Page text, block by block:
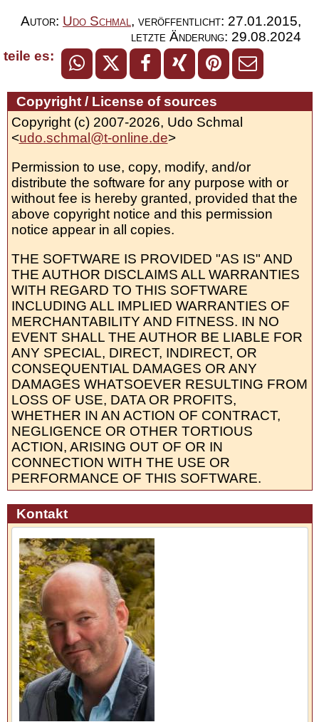
Autor: Udo Schmal , veröffentlicht: 27.01.2015,
letzte Änderung: 29.08.2024
teile es:
Copyright / License of sources
Copyright (c) 2007-2026, Udo Schmal
<udo.schmal@t-online.de>
Permission to use, copy, modify, and/or
distribute the software for any purpose with or
without fee is hereby granted, provided that the
above copyright notice and this permission
notice appear in all copies.
THE SOFTWARE IS PROVIDED "AS IS" AND
THE AUTHOR DISCLAIMS ALL WARRANTIES
WITH REGARD TO THIS SOFTWARE
INCLUDING ALL IMPLIED WARRANTIES OF
MERCHANTABILITY AND FITNESS. IN NO
EVENT SHALL THE AUTHOR BE LIABLE FOR
ANY SPECIAL, DIRECT, INDIRECT, OR
CONSEQUENTIAL DAMAGES OR ANY
DAMAGES WHATSOEVER RESULTING FROM
LOSS OF USE, DATA OR PROFITS,
WHETHER IN AN ACTION OF CONTRACT,
NEGLIGENCE OR OTHER TORTIOUS
ACTION, ARISING OUT OF OR IN
CONNECTION WITH THE USE OR
PERFORMANCE OF THIS SOFTWARE.
Kontakt